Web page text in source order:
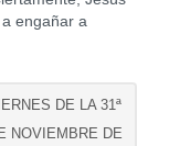
engañar a
DE LA 31ª
NOVIEMBRE DE